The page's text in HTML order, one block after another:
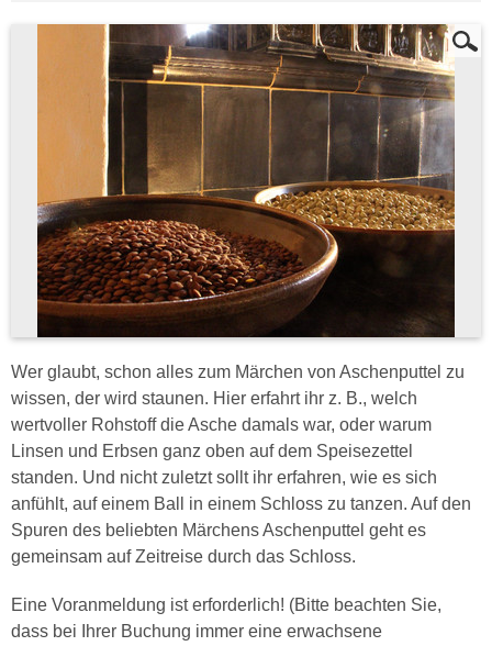
Wer glaubt, schon alles zum Märchen von Aschenputtel zu
wissen, der wird staunen. Hier erfahrt ihr z. B., welch
wertvoller Rohstoff die Asche damals war, oder warum
Linsen und Erbsen ganz oben auf dem Speisezettel
standen. Und nicht zuletzt sollt ihr erfahren, wie es sich
anfühlt, auf einem Ball in einem Schloss zu tanzen. Auf den
Spuren des beliebten Märchens Aschenputtel geht es
gemeinsam auf Zeitreise durch das Schloss.
Eine Voranmeldung ist erforderlich! (Bitte beachten Sie,
dass bei Ihrer Buchung immer eine erwachsene